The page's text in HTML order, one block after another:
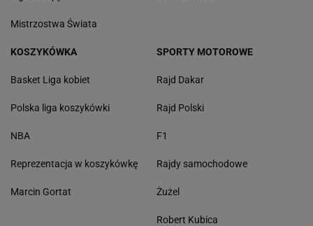
Mistrzostwa Świata
KOSZYKÓWKA
Basket Liga kobiet
Polska liga koszykówki
NBA
Reprezentacja w koszykówkę
Marcin Gortat
SPORTY MOTOROWE
Rajd Dakar
Rajd Polski
F1
Rajdy samochodowe
Żużel
Robert Kubica